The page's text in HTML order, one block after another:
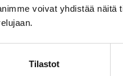
voivat yhdistää näitä
Tilastot
suljettu